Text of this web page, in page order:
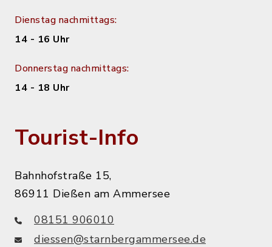
Dienstag nachmittags:
14 - 16 Uhr
Donnerstag nachmittags:
14 - 18 Uhr
Tourist-Info
Bahnhofstraße 15,
86911 Dießen am Ammersee
08151 906010
diessen@starnbergammersee.de